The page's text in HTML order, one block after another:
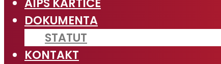
DOKUMENTA
STATUT
KONTAKT